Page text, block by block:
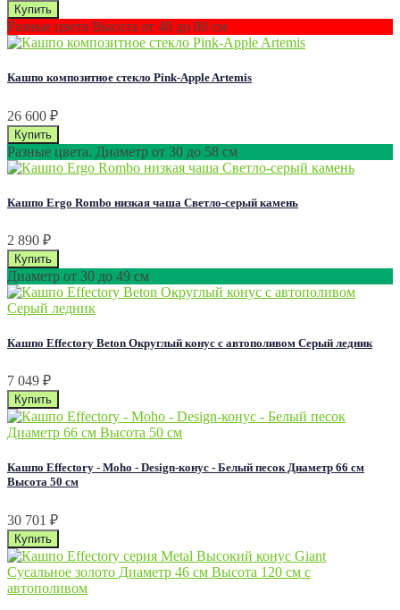
Разные цвета Высота от 40 до 80 см
Кашпо композитное стекло Pink-Apple Artemis
26 600 ₽
Разные цвета. Диаметр от 30 до 58 см
Кашпо Ergo Rombo низкая чаша Светло-серый камень
2 890 ₽
Диаметр от 30 до 49 см
Кашпо Effectory Beton Округлый конус с автополивом Серый ледник
7 049 ₽
Кашпо Effectory - Moho - Design-конус - Белый песок Диаметр 66 см
Высота 50 см
30 701 ₽